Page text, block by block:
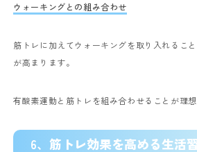
ウォーキングとの組み合わせ
筋トレに加えてウォーキングを取り入れるこ
が高まります。
有酸素運動と筋トレを組み合わせることが理想
6、 筋トレ効果を高める生活